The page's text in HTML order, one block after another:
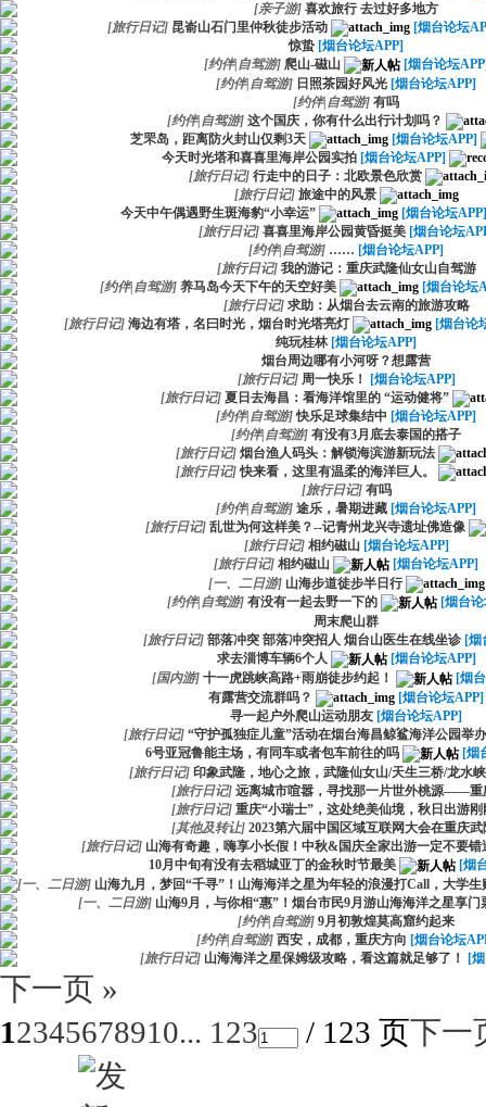
[亲子游] 喜欢旅行 去过好多地方
[旅行日记] 昆嵛山石门里仲秋徒步活动
[烟台论坛
惊蛰 [烟台论坛APP]
[约伴|自驾游] 爬山-磁山
[烟台论坛
[约伴|自驾游] 日照茶园好风光 [烟台论坛APP]
[约伴|自驾游] 有吗
[约伴|自驾游] 这个国庆，你有什么出行计划吗？
芝罘岛，距离防火封山仅剩3天
[烟台论坛APP]
今天时光塔和喜喜里海岸公园实拍 [烟台论坛APP]
[旅行日记] 行走中的日子：北欧景色欣赏
[旅行日记] 旅途中的风景
今天中午偶遇野生斑海豹“小幸运”
[烟台论坛APP]
[旅行日记] 喜喜里海岸公园黄昏挺美 [烟台论坛
[约伴|自驾游] …… [烟台论坛APP]
[旅行日记] 我的游记：重庆武隆仙女山自驾游
[约伴|自驾游] 养马岛今天下午的天空好美
[烟台论坛
[旅行日记] 求助：从烟台去云南的旅游攻略
[旅行日记] 海边有塔，名曰时光，烟台时光塔亮灯
[烟台论
纯玩桂林 [烟台论坛APP]
烟台周边哪有小河呀？想露营
[旅行日记] 周一快乐！
[烟台论坛APP]
[旅行日记] 夏日去海昌：看海洋馆里的 “运动健将”
[约伴|自驾游] 快乐足球集结中 [烟台论坛APP]
[约伴|自驾游] 有没有3月底去泰国的搭子
[旅行日记] 烟台渔人码头：解锁海滨游新玩法
[旅行日记] 快来看，这里有温柔的海洋巨人。
[旅行日记] 有吗
[约伴|自驾游] 途乐，暑期进藏 [烟台论坛APP]
[旅行日记] 乱世为何这样美？--记青州龙兴寺遗址佛造像
[旅行日记] 相约磁山 [烟台论坛APP]
[旅行日记] 相约磁山
[烟台论坛APP]
[一、二日游] 山海步道徒步半日行
[约伴|自驾游] 有没有一起去野一下的
[烟台
周末爬山群
[旅行日记] 部落冲突 部落冲突招人 烟台山医生在线坐诊 [烟
求去淄博车辆6个人
[烟台论坛APP]
[国内游] 十一虎跳峡高路+雨崩徒步约起！
[烟
有露营交流群吗？
[烟台论坛APP]
寻一起户外爬山运动朋友 [烟台论坛APP]
[旅行日记] “守护孤独症儿童”活动在烟台海昌鲸鲨海洋公园举办
6号亚冠鲁能主场，有同车或者包车前往的吗
[烟
[旅行日记] 印象武隆，地心之旅，武隆仙女山/天生三桥/龙水
[旅行日记] 远离城市喧嚣，寻找那一片世外桃源——重
[旅行日记] 重庆“小瑞士”，这处绝美仙境，秋日出游刚
[其他及转让] 2023第六届中国区域互联网大会在重庆武
[旅行日记] 山海有奇趣，嗨享小长假！中秋&国庆全家出游一定不要错
10月中旬有没有去稻城亚丁的金秋时节最美
[烟
[一、二日游] 山海九月，梦回“千寻”！山海海洋之星为年轻的浪漫打Call，大学生
[一、二日游] 山海9月，与你相“惠”！烟台市民9月游山海海洋之星享门
[约伴|自驾游] 9月初敦煌莫高窟约起来
[约伴|自驾游] 西安，成都，重庆方向 [烟台论坛
[旅行日记] 山海海洋之星保姆级攻略，看这篇就足够了！ [
下一页 »
12345678910... 123 / 123 页下一